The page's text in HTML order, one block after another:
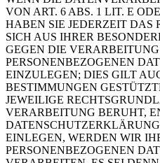
VON ART. 6 ABS. 1 LIT. E
HABEN SIE JEDERZEIT DAS
SICH AUS IHRER
GEGEN DIE
PERSONENBEZOGENEN
EINZULEGEN; DIES GILT
BESTIMMUNGEN
JEWEILIGE
VERARBEITUNG BERUHT,
EINLEGEN, WERDEN WIR
PERSONENBEZOGENEN